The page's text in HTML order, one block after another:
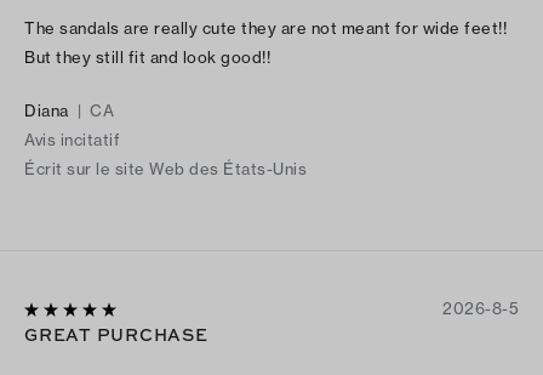
The sandals are really cute they are not meant for wide feet!!
But they still fit and look good!!
Diana | CA
Avis incitatif
Écrit sur le site Web des États-Unis
2026-8-5
GREAT PURCHASE